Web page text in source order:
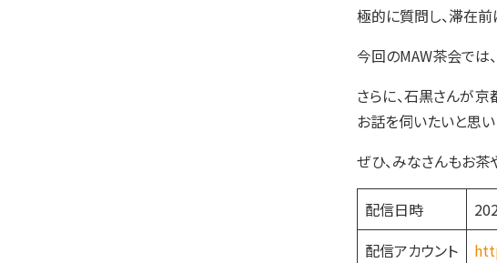
極的に質問し、滞在前
今回のMAW茶会では
さらに、石黒さんが
お話を伺いたいと思い
ぜひ、みなさんもお茶
配信日時
配信アカウント